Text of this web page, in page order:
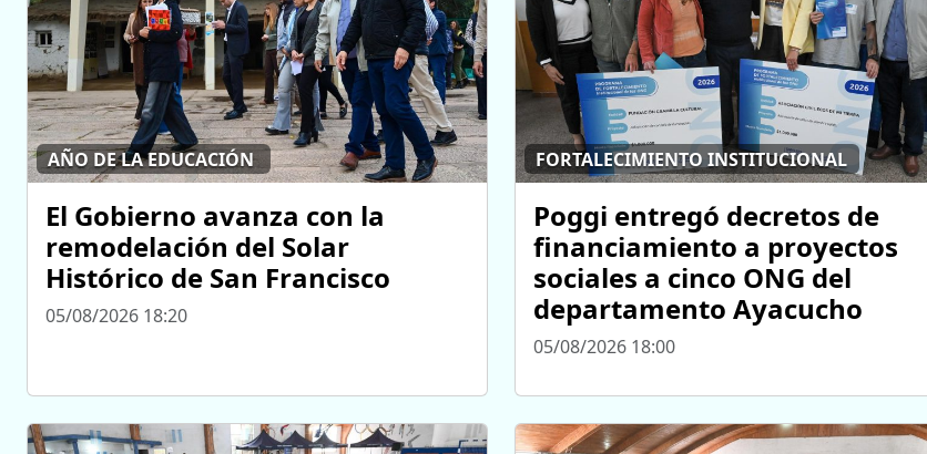
AÑO DE LA EDUCACIÓN
El Gobierno avanza con la
remodelación del Solar
Histórico de San Francisco
05/08/2026 18:20
FORTALECIMIENTO INSTITUCIONAL
Poggi entregó decretos de
financiamiento a proyectos
sociales a cinco ONG del
departamento Ayacucho
05/08/2026 18:00